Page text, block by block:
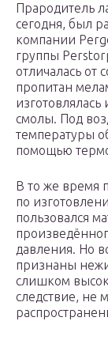
Прародитель
сегодня, был
компании
группы
отличалась
пропитан
смолы. Под
температуры
помощью
В то же время
по
пользовался
давления. Но
признаны
слишком
следствие, не